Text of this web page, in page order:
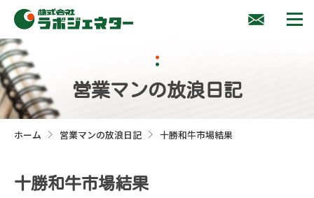
営業マンの放浪日記
ホーム >営業マンの放浪日記 十勝和牛市場結果
十勝和牛市場結果